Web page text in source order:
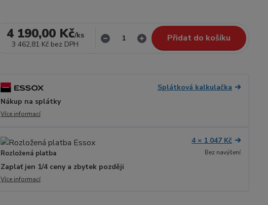
4 190,00 Kč/ks
3 462,81 Kč bez DPH
Přidat do košíku
Splátková kalkulačka
Nákup na splátky
Více informací
Rozložená platba
4 × 1 047 Kč
Bez navýšení
Zaplať jen 1/4 ceny a zbytek později
Více informací